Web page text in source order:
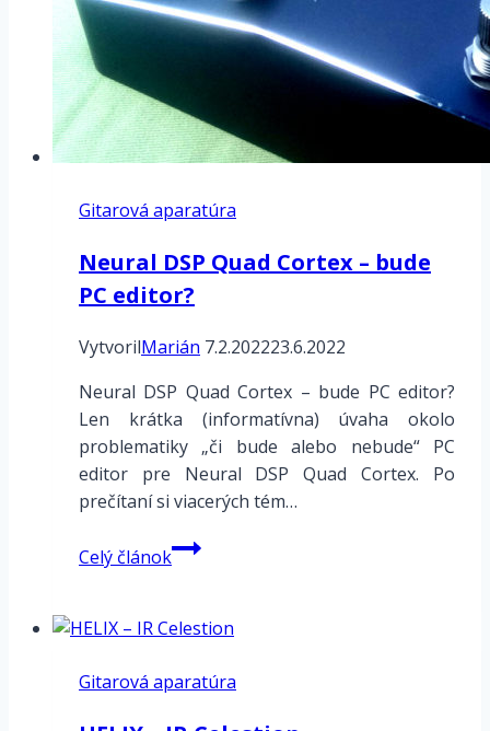
Gitarová aparatúra
Neural DSP Quad Cortex – bude
PC editor?
VytvorilMarián 7.2.202223.6.2022
Neural DSP Quad Cortex – bude PC editor?
Len krátka (informatívna) úvaha okolo
problematiky „či bude alebo nebude“ PC
editor pre Neural DSP Quad Cortex. Po
prečítaní si viacerých tém…
Celý článokNeural
DSP
Cortex
bude
Gitarová aparatúra